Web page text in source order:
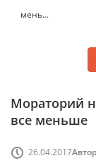
мень...
Мораторий
все меньше
26.04.2017